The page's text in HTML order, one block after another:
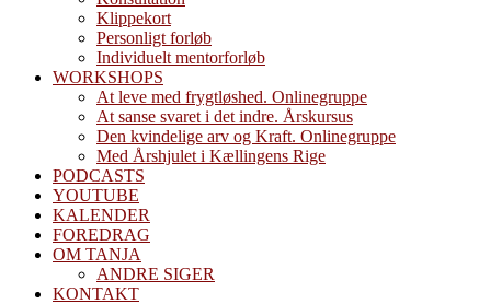
Klippekort
Personligt forløb
Individuelt mentorforløb
WORKSHOPS
At leve med frygtløshed. Onlinegruppe
At sanse svaret i det indre. Årskursus
Den kvindelige arv og Kraft. Onlinegruppe
Med Årshjulet i Kællingens Rige
PODCASTS
YOUTUBE
KALENDER
FOREDRAG
OM TANJA
ANDRE SIGER
KONTAKT